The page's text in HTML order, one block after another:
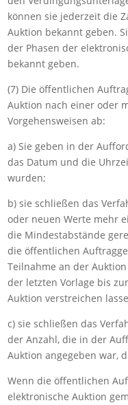
können sie jederzeit die
Auktion bekannt geben.
der Phasen der
bekannt geben.
(7) Die öffentlichen
Auktion nach einer oder
Vorgehensweisen ab:
a) Sie geben in der
das Datum und die
wurden;
b) sie schließen das
oder neuen Werte mehr
die Mindestabstände
die öffentlichen
Teilnahme an der
der letzten Vorlage bis
Auktion verstreichen
c) sie schließen das
der Anzahl, die in der
Auktion angegeben war,
Wenn die öffentlichen
elektronische Auktion